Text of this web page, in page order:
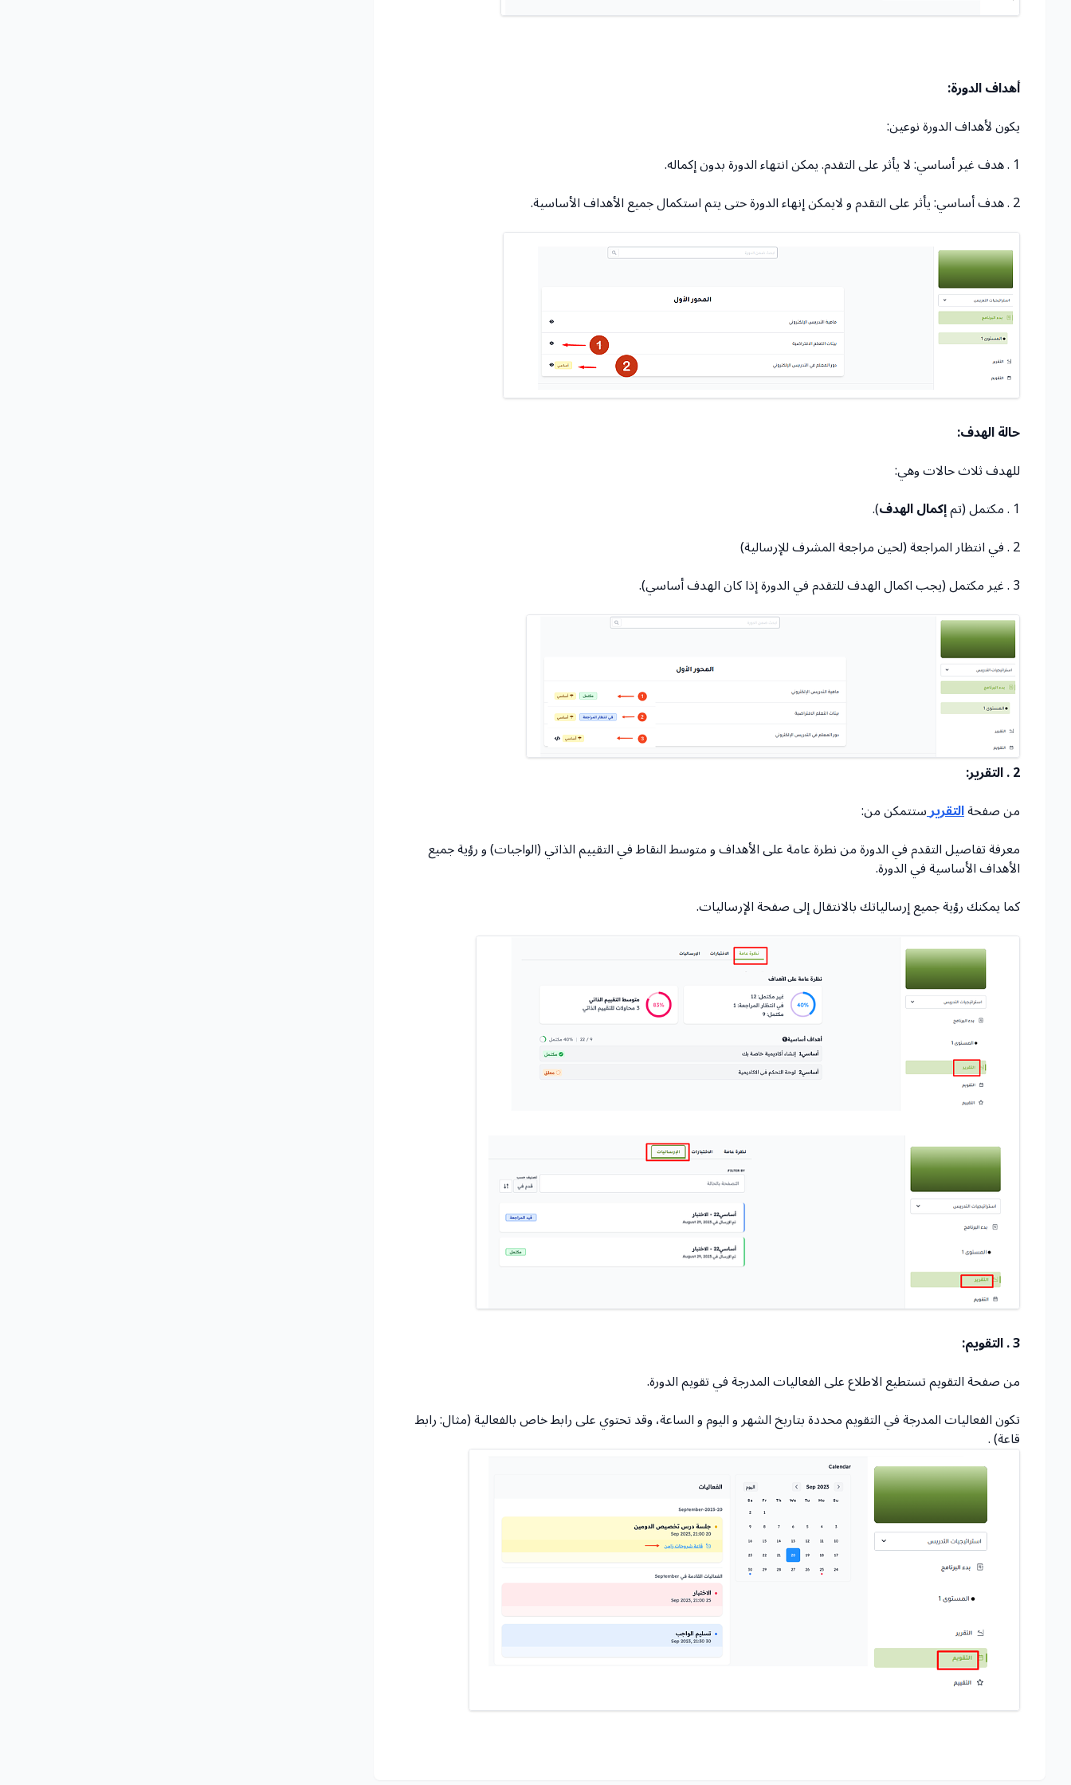
أهداف الدورة:
يكون لأهداف الدورة نوعين:
1 . هدف غير أساسي: لا يأثر على التقدم. يمكن انتهاء الدورة بدون إكماله.
2 . هدف أساسي: يأثر على التقدم و لايمكن إنهاء الدورة حتى يتم استكمال جميع الأهداف الأساسية.
حالة الهدف:
للهدف ثلاث حالات وهي:
1 . مكتمل (تم
إكمال الهدف).
2 . في انتظار المراجعة (لحين مراجعة المشرف للإرسالية)
3 . غير مكتمل (يجب اكمال الهدف للتقدم في الدورة إذا كان الهدف أساسي).
2 . التقرير:
من صفحةالتقريرستتمكن من:
معرفة تفاصيل التقدم في الدورة من نطرة عامة على الأهداف و متوسط النقاط في التقييم الذاتي (الواجبات) و رؤية جميع
الأهداف الأساسية في الدورة.
كما يمكنك رؤية جميع إرسالياتك بالانتقال إلى صفحة الإرساليات.
3 . التقويم:
من صفحة التقويم تستطيع الاطلاع على الفعاليات المدرجة في تقويم الدورة.
تكون الفعاليات المدرجة في التقويم محددة بتاريخ الشهر و اليوم و الساعة، وقد تحتوي على رابط خاص بالفعالية (مثال: رابط
قاعة) .